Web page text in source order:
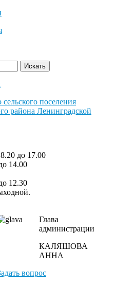
Искать
до 17.00
14.00
12.30
Глава
администрации
КАЛЯШОВА
АННА
вопрос